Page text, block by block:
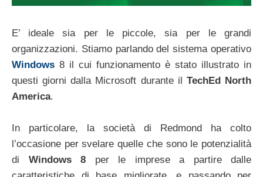
E’ ideale sia per le piccole, sia per le grandi
organizzazioni. Stiamo parlando del sistema operativo
Windows 8 il cui funzionamento è stato illustrato in
questi giorni dalla Microsoft durante il TechEd North
America.
In particolare, la società di Redmond ha colto
l’occasione per svelare quelle che sono le potenzialità
di Windows 8 per le imprese a partire dalle